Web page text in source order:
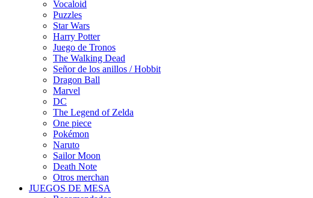
Vocaloid
Puzzles
Star Wars
Harry Potter
Juego de Tronos
The Walking Dead
Señor de los anillos / Hobbit
Dragon Ball
Marvel
DC
The Legend of Zelda
One piece
Pokémon
Naruto
Sailor Moon
Death Note
Otros merchan
JUEGOS DE MESA